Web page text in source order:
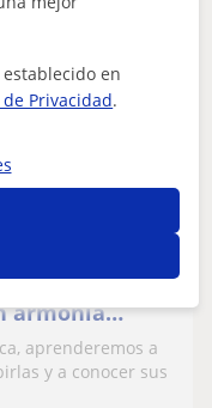
canciones de
armonía
aprenderemos a
y a conocer sus
establecido en
Privacidad.